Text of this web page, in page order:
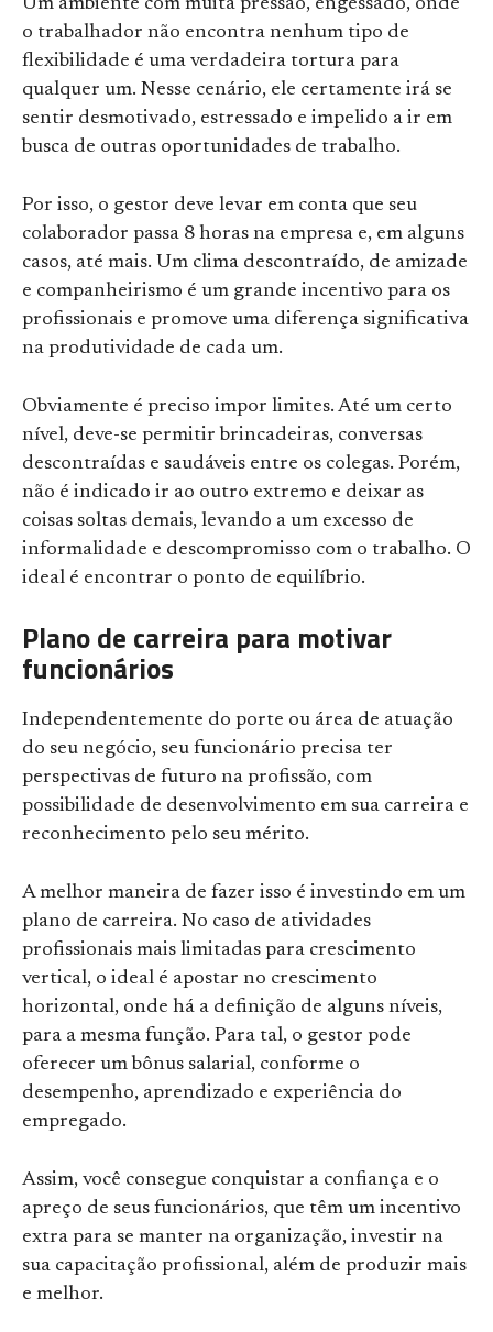
Um ambiente com muita pressão, engessado, onde
o trabalhador não encontra nenhum tipo de
flexibilidade é uma verdadeira tortura para
qualquer um. Nesse cenário, ele certamente irá se
sentir desmotivado, estressado e impelido a ir em
busca de outras oportunidades de trabalho.
Por isso, o gestor deve levar em conta que seu
colaborador passa 8 horas na empresa e, em alguns
casos, até mais. Um clima descontraído, de amizade
e companheirismo é um grande incentivo para os
profissionais e promove uma diferença significativa
na produtividade de cada um.
Obviamente é preciso impor limites. Até um certo
nível, deve-se permitir brincadeiras, conversas
descontraídas e saudáveis entre os colegas. Porém,
não é indicado ir ao outro extremo e deixar as
coisas soltas demais, levando a um excesso de
informalidade e descompromisso com o trabalho. O
ideal é encontrar o ponto de equilíbrio.
Plano de carreira para motivar
funcionários
Independentemente do porte ou área de atuação
do seu negócio, seu funcionário precisa ter
perspectivas de futuro na profissão, com
possibilidade de desenvolvimento em sua carreira e
reconhecimento pelo seu mérito.
A melhor maneira de fazer isso é investindo em um
plano de carreira. No caso de atividades
profissionais mais limitadas para crescimento
vertical, o ideal é apostar no crescimento
horizontal, onde há a definição de alguns níveis,
para a mesma função. Para tal, o gestor pode
oferecer um bônus salarial, conforme o
desempenho, aprendizado e experiência do
empregado.
Assim, você consegue conquistar a confiança e o
apreço de seus funcionários, que têm um incentivo
extra para se manter na organização, investir na
sua capacitação profissional, além de produzir mais
e melhor.